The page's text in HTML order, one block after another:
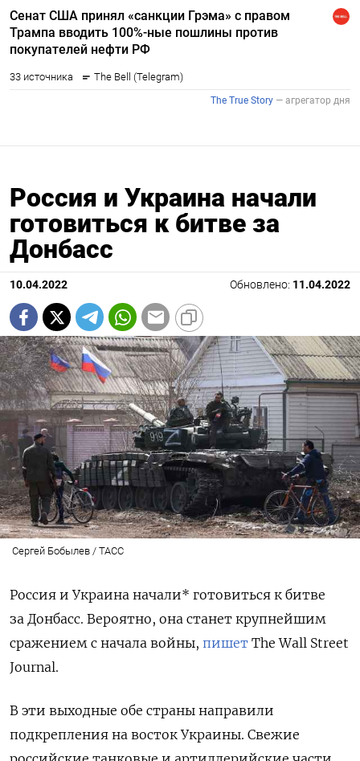
Россия и Украина начали
готовиться к битве за
Донбасс
10.04.2022 Обновлено: 11.04.2022
Сергей Бобылев / ТАСС
Россия и Украина начали* готовиться к битве
за Донбасс. Вероятно, она станет крупнейшим
сражением с начала войны, пишет The Wall Street
Journal.
В эти выходные обе страны направили
подкрепления на восток Украины. Свежие